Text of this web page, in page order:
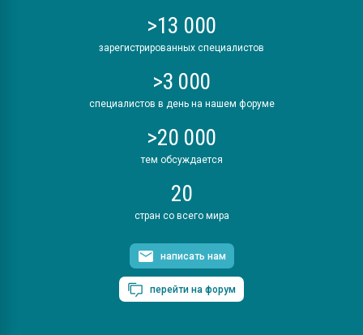
>13 000
зарегистрированных специалистов
>3 000
специалистов в день на нашем форуме
>20 000
тем обсуждается
20
стран со всего мира
написать нам
перейти на форум